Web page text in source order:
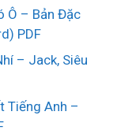
Ô – Bản Đặc
PDF
– Jack, Siêu
Tiếng Anh –